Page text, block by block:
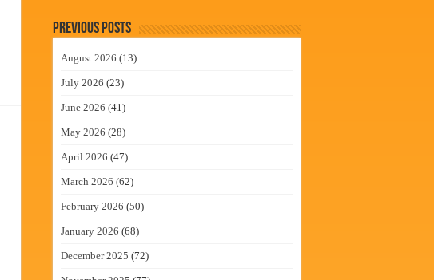
Previous Posts
August 2026 (13)
July 2026 (23)
June 2026 (41)
May 2026 (28)
April 2026 (47)
March 2026 (62)
February 2026 (50)
January 2026 (68)
December 2025 (72)